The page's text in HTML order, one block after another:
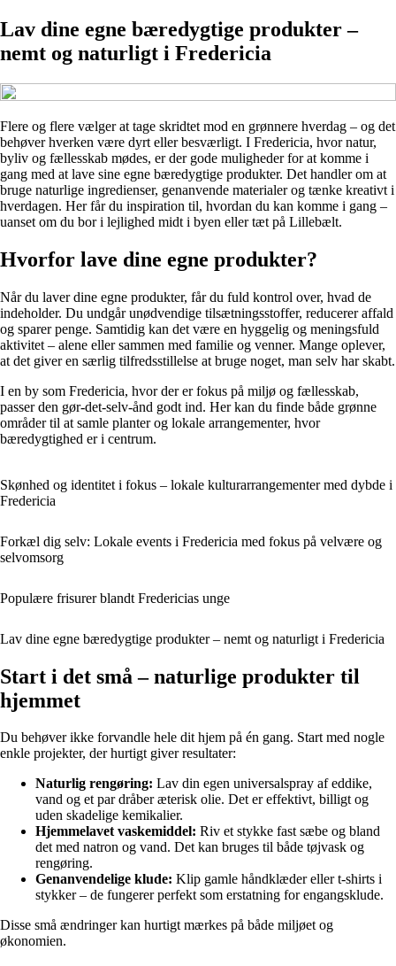
Lav dine egne bæredygtige produkter –
nemt og naturligt i Fredericia
Flere og flere vælger at tage skridtet mod en grønnere hverdag – og det
behøver hverken være dyrt eller besværligt. I Fredericia, hvor natur,
byliv og fællesskab mødes, er der gode muligheder for at komme i
gang med at lave sine egne bæredygtige produkter. Det handler om at
bruge naturlige ingredienser, genanvende materialer og tænke kreativt i
hverdagen. Her får du inspiration til, hvordan du kan komme i gang –
uanset om du bor i lejlighed midt i byen eller tæt på Lillebælt.
Hvorfor lave dine egne produkter?
Når du laver dine egne produkter, får du fuld kontrol over, hvad de
indeholder. Du undgår unødvendige tilsætningsstoffer, reducerer affald
og sparer penge. Samtidig kan det være en hyggelig og meningsfuld
aktivitet – alene eller sammen med familie og venner. Mange oplever,
at det giver en særlig tilfredsstillelse at bruge noget, man selv har skabt.
I en by som Fredericia, hvor der er fokus på miljø og fællesskab,
passer den gør-det-selv-ånd godt ind. Her kan du finde både grønne
områder til at samle planter og lokale arrangementer, hvor
bæredygtighed er i centrum.
Skønhed og identitet i fokus – lokale kulturarrangementer med dybde i
Fredericia
Forkæl dig selv: Lokale events i Fredericia med fokus på velvære og
selvomsorg
Populære frisurer blandt Fredericias unge
Lav dine egne bæredygtige produkter – nemt og naturligt i Fredericia
Start i det små – naturlige produkter til
hjemmet
Du behøver ikke forvandle hele dit hjem på én gang. Start med nogle
enkle projekter, der hurtigt giver resultater:
Naturlig rengøring: Lav din egen universalspray af eddike,
vand og et par dråber æterisk olie. Det er effektivt, billigt og
uden skadelige kemikalier.
Hjemmelavet vaskemiddel: Riv et stykke fast sæbe og bland
det med natron og vand. Det kan bruges til både tøjvask og
rengøring.
Genanvendelige klude: Klip gamle håndklæder eller t-shirts i
stykker – de fungerer perfekt som erstatning for engangsklude.
Disse små ændringer kan hurtigt mærkes på både miljøet og
økonomien.